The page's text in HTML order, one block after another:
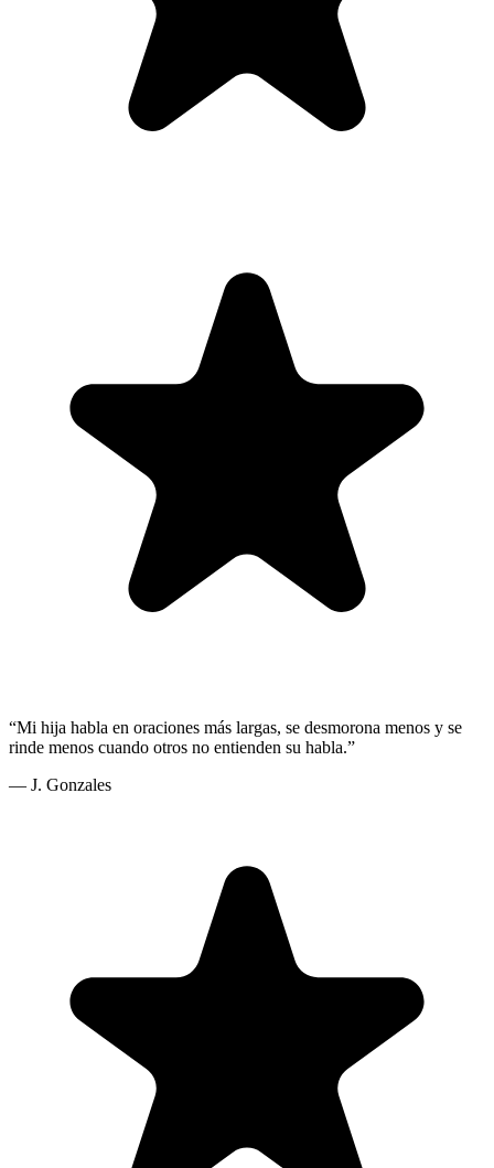
“Mi hija habla en oraciones más largas, se desmorona menos y se
rinde menos cuando otros no entienden su habla.”
— J. Gonzales